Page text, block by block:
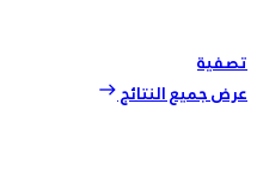
تصفية
عرض جميع النتائجeast